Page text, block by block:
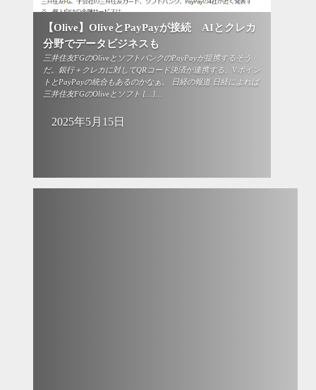
【Olive】OliveとPayPayが接続 AIとクレカ
分野でデータビジネスも
三井住友FGのOliveとソフトバンクのPayPayが提携するそう
だ。銀行＋クレカに対してQRコード決済が連携する。Vポイン
トとPayPayの統合もあるのかなぁ。 日経の報道 日経によれば
三井住友FGのOliveとソフト […]...
2025年5月15日